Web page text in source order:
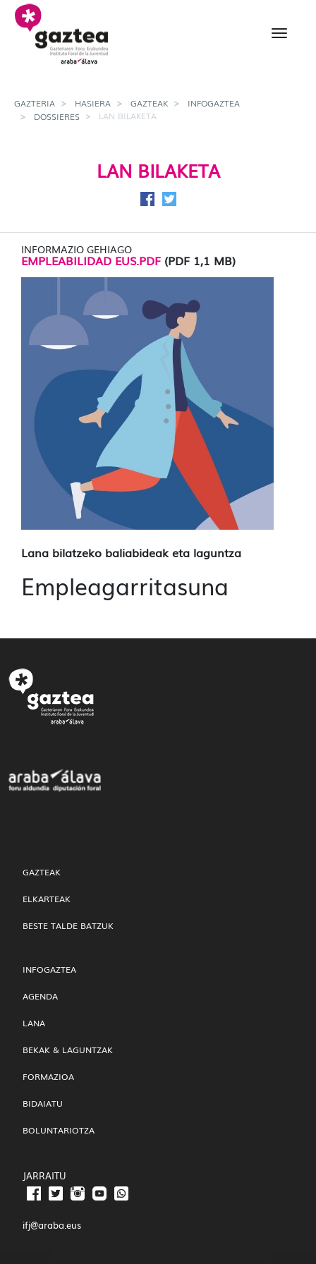
Eduki nagusira joan
Lan bilaketa - gazteria
GAZTERIA HASIERA GAZTEAK
INFOGAZTEA
DOSSIERES
LAN BILAKETA
LAN BILAKETA
Facebook-en partekatu
Twitter-en partekatu
INFORMAZIO GEHIAGO
EMPLEABILIDAD EUS.PDF (PDF 1,1 MB)
Lana bilatzeko baliabideak eta laguntza
Empleagarritasuna
GAZTEAK
ELKARTEAK
BESTE TALDE BATZUK
INFOGAZTEA
AGENDA
LANA
BEKAK & LAGUNTZAK
FORMAZIOA
BIDAIATU
BOLUNTARIOTZA
JARRAITU
ifj@araba.eus